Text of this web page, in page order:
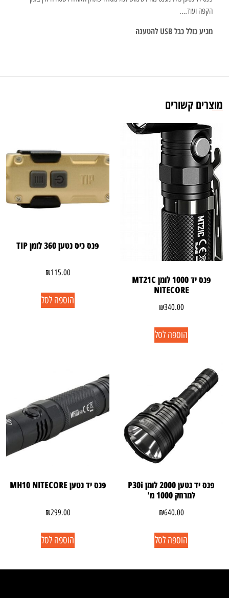
הקפה ועוד….
מגיע כולל כבל USB להטענה
מוצרים קשורים
פנס יד 1000 לומן MT21C
NITECORE
₪340.00
הוספה לסל
פנס כיס נטען 360 לומן TIP
₪115.00
הוספה לסל
פנס יד נטען 2000 לומן P30i
למרחק 1000 מ'
₪640.00
הוספה לסל
פנס יד נטען MH10 NITECORE
₪299.00
הוספה לסל